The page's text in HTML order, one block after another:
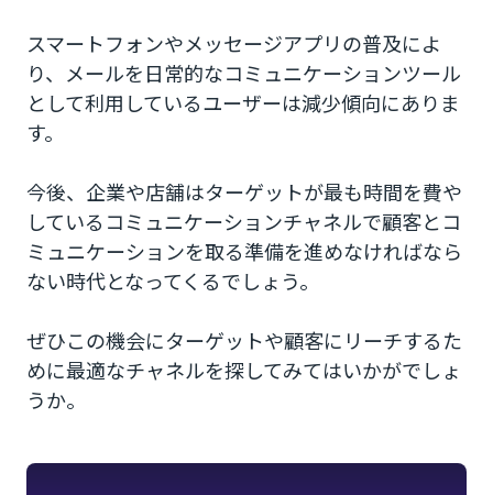
スマートフォンやメッセージアプリの普及によ
り、メールを日常的なコミュニケーションツール
として利用しているユーザーは減少傾向にありま
す。
今後、企業や店舗はターゲットが最も時間を費や
しているコミュニケーションチャネルで顧客とコ
ミュニケーションを取る準備を進めなければなら
ない時代となってくるでしょう。
ぜひこの機会にターゲットや顧客にリーチするた
めに最適なチャネルを探してみてはいかがでしょ
うか。